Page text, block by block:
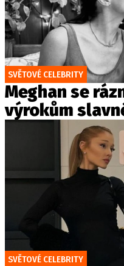
SVĚTOVÉ CELEBRITY
Meghan se
výrokům
SVĚTOVÉ CELEBRITY